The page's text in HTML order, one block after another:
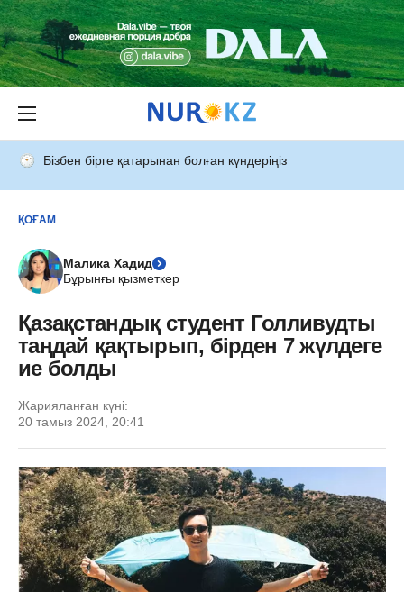
Бізбен бірге қатарынан болған күндеріңіз
ҚОҒАМ
Малика Хадид
Бұрынғы қызметкер
Қазақстандық студент Голливудты
таңдай қақтырып, бірден 7 жүлдеге
ие болды
Жарияланған күні:
20 тамыз 2024, 20:41